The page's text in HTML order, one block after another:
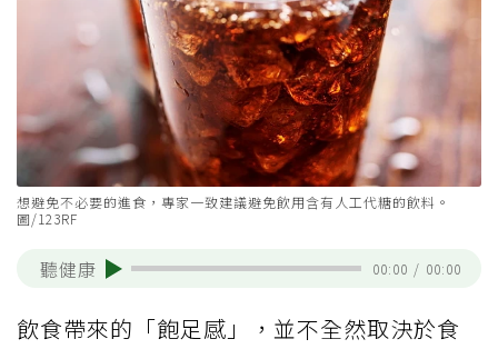
想避免不必要的進食，專家一致建議避免飲用含有人工代糖的飲料。
圖/123RF
聽健康 00:00 / 00:00
飲食帶來的「飽足感」，並不全然取決於食